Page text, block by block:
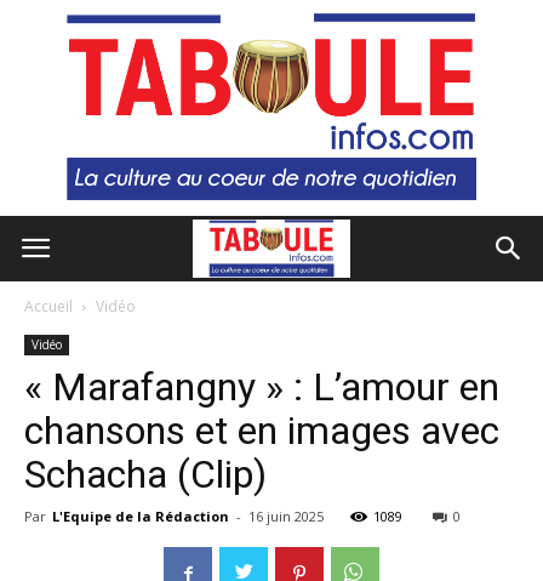
Accueil Vidéo
Vidéo
« Marafangny » : L’amour en
chansons et en images avec
Schacha (Clip)
Par L'Equipe de la Rédaction - 16 juin 2025 1089 0